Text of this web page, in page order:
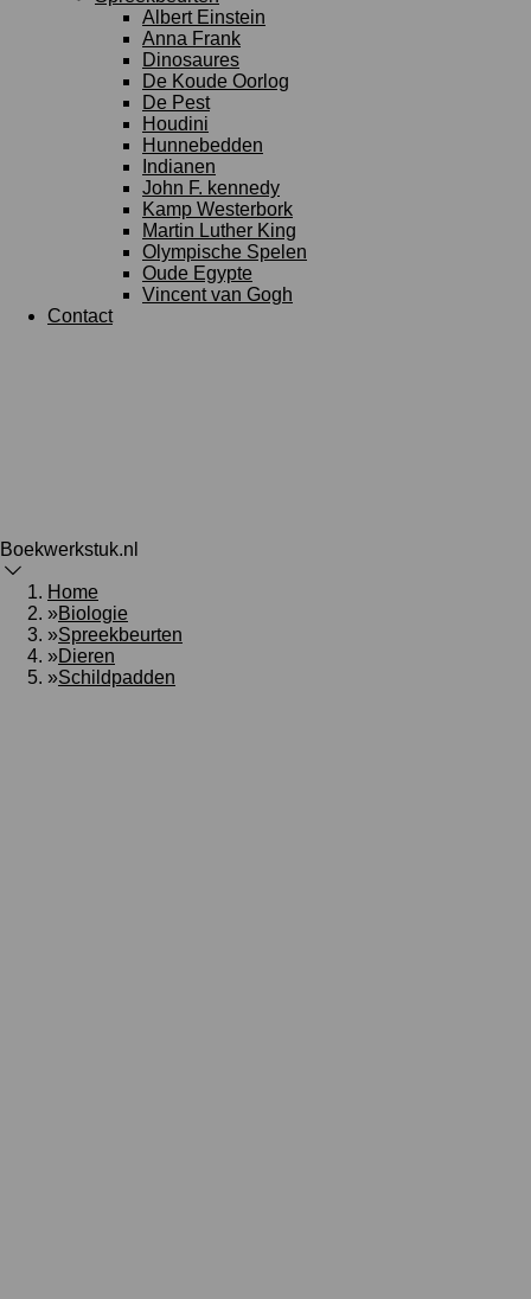
Albert Einstein
Anna Frank
Dinosaures
De Koude Oorlog
De Pest
Houdini
Hunnebedden
Indianen
John F. kennedy
Kamp Westerbork
Martin Luther King
Olympische Spelen
Oude Egypte
Vincent van Gogh
Contact
Boekwerkstuk.nl
Home
»Biologie
»Spreekbeurten
»Dieren
»Schildpadden